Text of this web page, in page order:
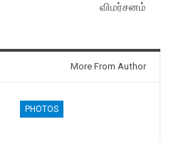
விமர்சனம்
More From Author
PHOTOS